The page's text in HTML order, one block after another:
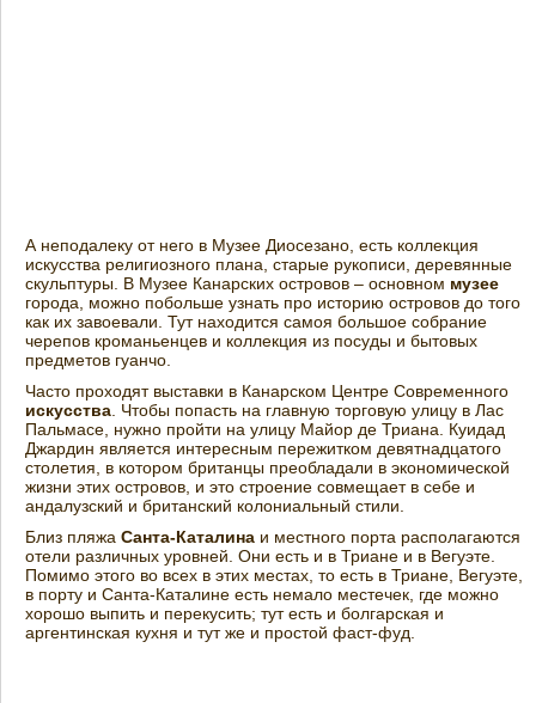
А неподалеку от него в Музее Диосезано, есть коллекция
искусства религиозного плана, старые рукописи, деревянные
скульптуры. В Музее Канарских островов – основном музее
города, можно побольше узнать про историю островов до того
как их завоевали. Тут находится самоя большое собрание
черепов кроманьенцев и коллекция из посуды и бытовых
предметов гуанчо.
Часто проходят выставки в Канарском Центре Современного
искусства . Чтобы попасть на главную торговую улицу в Лас
Пальмасе, нужно пройти на улицу Майор де Триана. Куидад
Джардин является интересным пережитком девятнадцатого
столетия, в котором британцы преобладали в экономической
жизни этих островов, и это строение совмещает в себе и
андалузский и британский колониальный стили.
Близ пляжа Санта-Каталина и местного порта располагаются
отели различных уровней. Они есть и в Триане и в Вегуэте.
Помимо этого во всех в этих местах, то есть в Триане, Вегуэте,
в порту и Санта-Каталине есть немало местечек, где можно
хорошо выпить и перекусить; тут есть и болгарская и
аргентинская кухня и тут же и простой фаст-фуд.